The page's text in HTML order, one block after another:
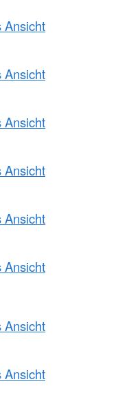
Ansicht
Ansicht
Ansicht
Ansicht
Ansicht
Ansicht
Ansicht
Ansicht